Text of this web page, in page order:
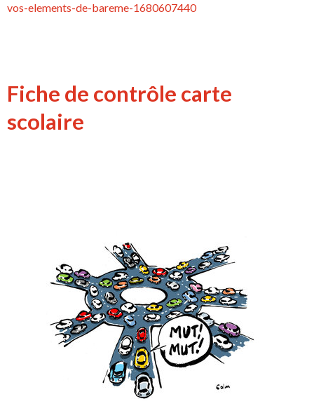
vos-elements-de-bareme-1680607440
Fiche de contrôle carte
scolaire